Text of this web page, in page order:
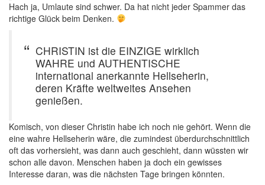
Hach ja, Umlaute sind schwer. Da hat nicht jeder Spammer das
richtige Glück beim Denken.
CHRISTIN ist die EINZIGE wirklich
WAHRE und AUTHENTISCHE
international anerkannte Hellseherin,
deren Kräfte weltweites Ansehen
genießen.
Komisch, von dieser Christin habe ich noch nie gehört. Wenn die
eine wahre Hellseherin wäre, die zumindest überdurchschnittlich
oft das vorhersieht, was dann auch geschieht, dann wüssten wir
schon alle davon. Menschen haben ja doch ein gewisses
Interesse daran, was die nächsten Tage bringen könnten.